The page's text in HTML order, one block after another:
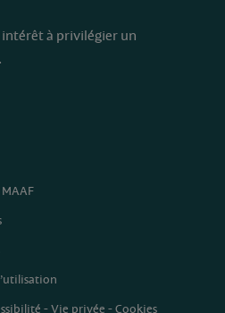
intérêt à privilégier un
-Vie privée -Cookies